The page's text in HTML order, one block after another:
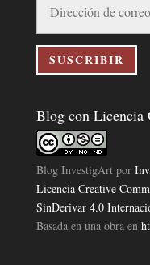
correo
electrónico
SUSCRIBIR
Blog con Licencia
Blog InvestigArtpor
Licencia Creative
SinDerivar 4.0
Basada en una obra en